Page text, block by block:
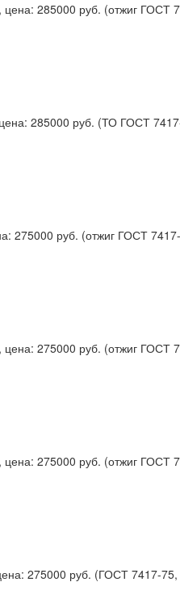
285000 руб. (отжиг ГОСТ
285000 руб. (ТО ГОСТ
275000 руб. (отжиг ГОСТ
275000 руб. (отжиг ГОСТ
275000 руб. (отжиг ГОСТ
275000 руб. (ГОСТ 7417-